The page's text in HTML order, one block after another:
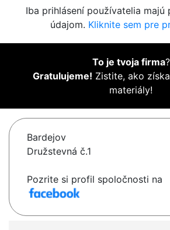
Iba prihlásení používatelia
údajom. Kliknite sem pre
To je tvoja firma?
Gratulujeme! Zistite, ako
materiály!
Bardejov
Družstevná č.1
Pozrite si profil spoločnosti na